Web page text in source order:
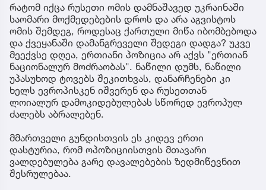
რატომ იქცა რუსეთი ომის დამნაშავედ უკრაინაში
საომარი მოქმედებების დროს და არა აგვისტოს
ომის შემდეგ, როდესაც ქართული მიწა იბომბებოდა
და ქვეყანაში დამანგრეველი შედეგი დადგა? უკვე
მეექვსე დღეა, ერთიანი პოზიცია არ აქვს "ერთიან
ნაციონალურ მოძრაობას". ნაწილი დუმს, ნაწილი
უპასუხოდ ტოვებს შეკითხვას, დანარჩენები კი
ხელს ევროპისკენ იშვერენ და რუსეთთან
ლოიალურ დამოკიდებულებას სწორედ ევროპულ
ძალებს აბრალებენ.
მმართველი გუნდისთვის ეს კიდევ ერთი
დასტურია, რომ ოპოზიციისთვის მთავარი
ვალდებულება გარე დავალებების ზედმიწევნით
შესრულებაა.